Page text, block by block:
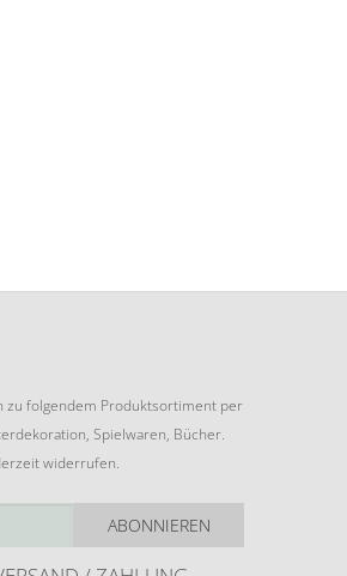
zu folgendem Produktsortiment per
Spielwaren, Bücher.
widerrufen.
ABONNIEREN